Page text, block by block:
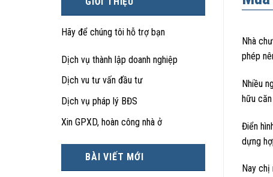
Hãy để chúng tôi hỗ trợ bạn
Dịch vụ thành lập doanh nghiệp
Dịch vu tư vấn đầu tư
Dịch vụ pháp lý BĐS
Xin GPXD, hoàn công nhà ở
BÀI VIẾT MỚI
Nhà
phép
Nhiều
hữu
Điển
dựng
Nay